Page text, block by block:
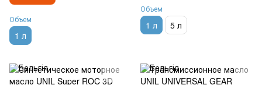
Объем
1 л
Объем
1 л 5 л